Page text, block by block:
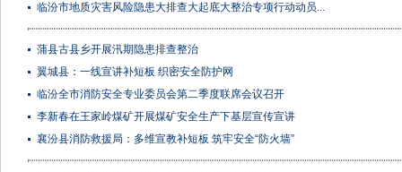
临汾市地质灾害风险隐患大排查大起底大整治专项行动动员...
蒲县古县乡开展汛期隐患排查整治
翼城县：一线宣讲补短板 织密安全防护网
临汾全市消防安全专业委员会第二季度联席会议召开
李新春在王家岭煤矿开展煤矿安全生产下基层宣传宣讲
襄汾县消防救援局：多维宣教补短板 筑牢安全“防火墙”